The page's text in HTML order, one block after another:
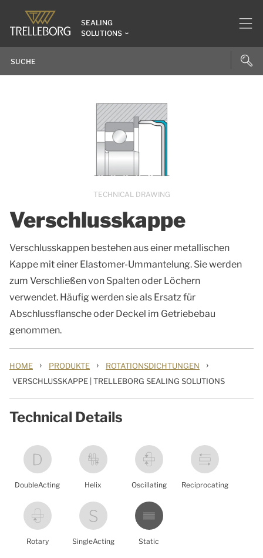
SEALING
SOLUTIONS
Verschlusskappe
Verschlusskappen bestehen aus einer metallischen
Kappe mit einer Elastomer-Ummantelung. Sie werden
zum Verschließen von Spalten oder Löchern
verwendet. Häufig werden sie als Ersatz für
Abschlussflansche oder Deckel im Getriebebau
genommen.
TECHNICAL DRAWING
HOME › PRODUKTE › ROTATIONSDICHTUNGEN ›
VERSCHLUSSKAPPE | TRELLEBORG SEALING SOLUTIONS
Technical Details
DoubleActing Helix Oscillating Reciprocating
Rotary SingleActing Static